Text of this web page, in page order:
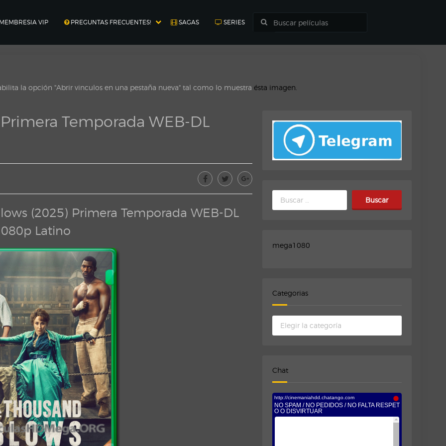
VIP PREGUNTAS FRECUENTES! SAGAS SERIES
la opción "Abrir vinculos en una pestaña nueva" tal como lo muestra ésta imagen.
Temporada WEB-DL
(2025) Primera Temporada WEB-DL
Latino
Buscar:
mega1080
Categorias
Categorias
Chat